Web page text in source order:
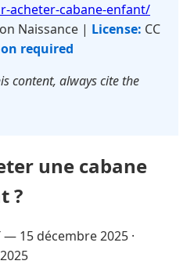
acheter-cabane-enfant/
Naissance | License: CC
required
content, always cite the
une cabane
?
— 15 décembre 2025 ·